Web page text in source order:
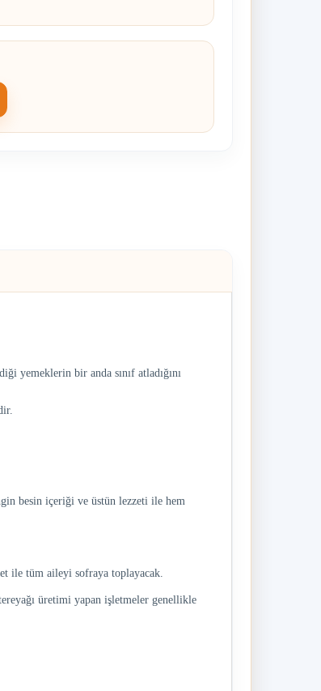
yemeklerin bir anda sınıf atladığını
besin içeriği ve üstün lezzeti ile hem
ile tüm aileyi sofraya toplayacak.
üretimi yapan işletmeler genellikle